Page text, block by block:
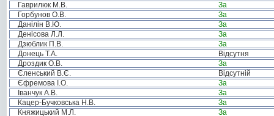
Гаврилюк М.В.
За
Горбунов О.В.
За
Данілін В.Ю.
За
Денісова Л.Л.
За
Дзюблик П.В.
За
Донець Т.А.
Відсутня
Дроздик О.В.
За
Єленський В.Є.
Відсутній
Єфремова І.О.
За
Іванчук А.В.
За
Кацер-Бучковська Н.В.
За
Княжицький М.Л.
За